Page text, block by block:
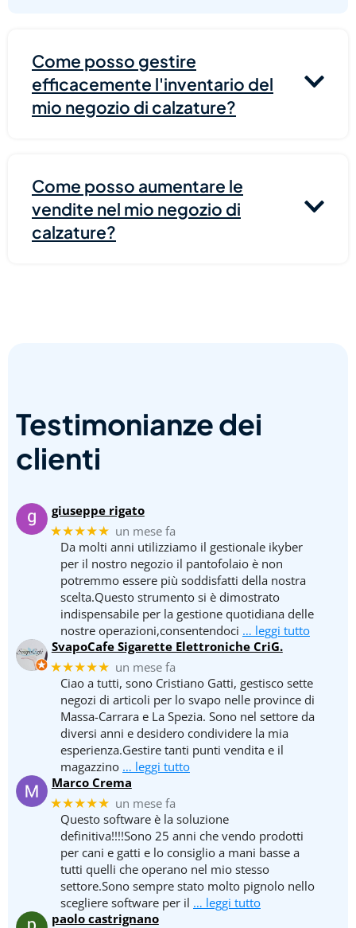
Come posso gestire
efficacemente l'inventario del
mio negozio di calzature?
Come posso aumentare le
vendite nel mio negozio di
calzature?
Testimonianze dei
clienti
giuseppe rigato
★★★★★ un mese fa
Da molti anni utilizziamo il gestionale ikyber
per il nostro negozio il pantofolaio è non
potremmo essere più soddisfatti della nostra
scelta.Questo strumento si è dimostrato
indispensabile per la gestione quotidiana delle
nostre operazioni,consentendoci … leggi tutto
SvapoCafe Sigarette Elettroniche CriG.
★★★★★ un mese fa
Ciao a tutti, sono Cristiano Gatti, gestisco sette
negozi di articoli per lo svapo nelle province di
Massa-Carrara e La Spezia. Sono nel settore da
diversi anni e desidero condividere la mia
esperienza.Gestire tanti punti vendita e il
magazzino … leggi tutto
Marco Crema
★★★★★ un mese fa
Questo software è la soluzione
definitiva!!!!Sono 25 anni che vendo prodotti
per cani e gatti e lo consiglio a mani basse a
tutti quelli che operano nel mio stesso
settore.Sono sempre stato molto pignolo nello
scegliere software per il … leggi tutto
paolo castrignano